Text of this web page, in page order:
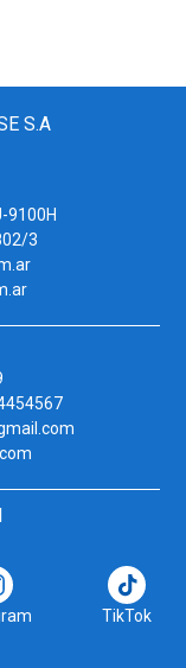
S.A
9100H
3
TikTok